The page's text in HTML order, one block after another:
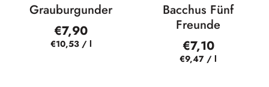
Grauburgunder
€7,90
€10,53 / l
Bacchus Fünf
Freunde
€7,10
€9,47 / l